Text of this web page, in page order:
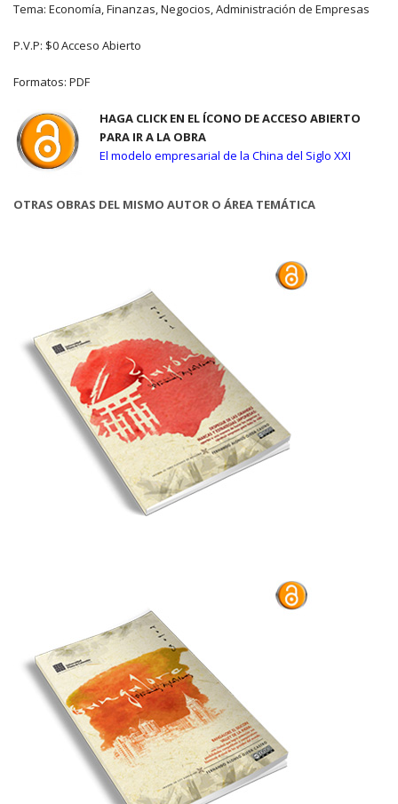
Tema: Economía, Finanzas, Negocios, Administración de Empresas
P.V.P: $0 Acceso Abierto
Formatos: PDF
HAGA CLICK EN EL ÍCONO DE ACCESO ABIERTO
PARA IR A LA OBRA
El modelo empresarial de la China del Siglo XXI
OTRAS OBRAS DEL MISMO AUTOR O ÁREA TEMÁTICA